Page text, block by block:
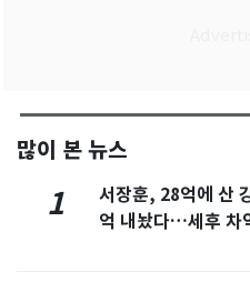
많이 본 뉴스
1
서장훈, 28억에 산
억 내놨다…세후 차